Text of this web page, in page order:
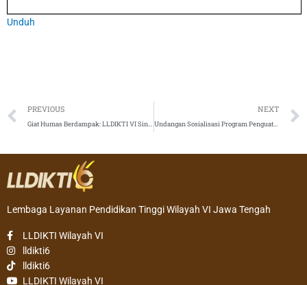
Unduh
Prev
PREVIOUS
Giat Humas Berdampak: LLDIKTI VI Sinergikan Humas PTS Wilayah Banyumas
NEXT
Undangan Sosialisasi Program Penguatan Perguruan Tinggi Swasta (PP-PTS) Tahun 2025
Lembaga Layanan Pendidikan Tinggi Wilayah VI Jawa Tengah
LLDIKTI Wilayah VI
lldikti6
lldikti6
LLDIKTI Wilayah VI